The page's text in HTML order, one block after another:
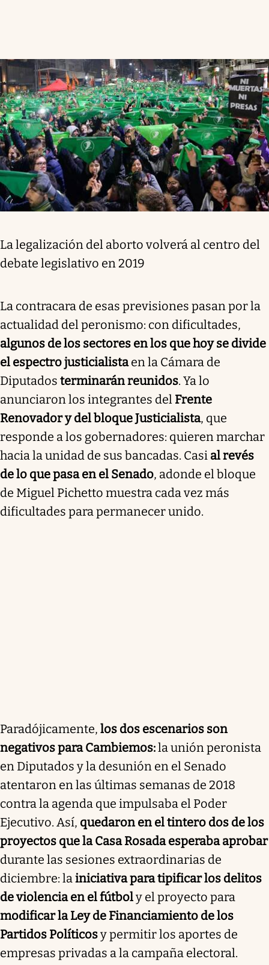
La legalización del aborto volverá al centro del
debate legislativo en 2019
La contracara de esas previsiones pasan por la
actualidad del peronismo: con dificultades,
algunos de los sectores en los que hoy se divide
el espectro justicialistaen la Cámara de
Diputados terminarán reunidos. Ya lo
anunciaron los integrantes del Frente
Renovador y del bloque Justicialista, que
responde a los gobernadores: quieren marchar
hacia la unidad de sus bancadas. Casi al revés
de lo que pasa en el Senado, adonde el bloque
de Miguel Pichetto muestra cada vez más
dificultades para permanecer unido.
Paradójicamente, los dos escenarios son
negativos para Cambiemos:la unión peronista
en Diputados y la desunión en el Senado
atentaron en las últimas semanas de 2018
contra la agenda que impulsaba el Poder
Ejecutivo. Así, quedaron en el tintero dos de los
proyectos que la Casa Rosada esperaba aprobar
durante las sesiones extraordinarias de
diciembre: la iniciativa para tipificar los delitos
de violencia en el fútboly el proyecto para
modificar la Ley de Financiamiento de los
Partidos Políticosy permitir los aportes de
empresas privadas a la campaña electoral.